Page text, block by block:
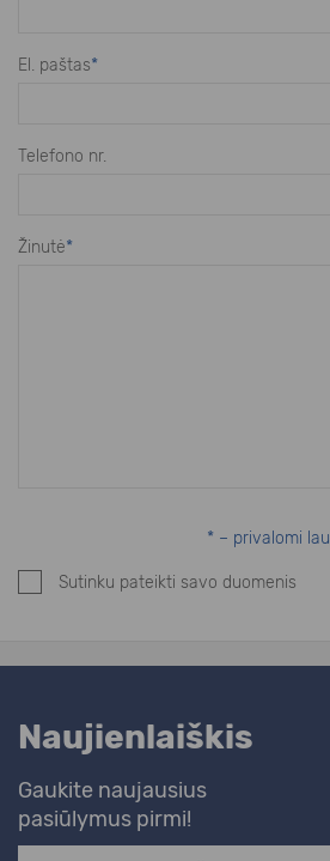
El. paštas*
Telefono nr.
Žinutė*
* – privalomi
Sutinku pateikti savo duomenis
Naujienlaiškis
Gaukite naujausius
pasiūlymus pirmi!